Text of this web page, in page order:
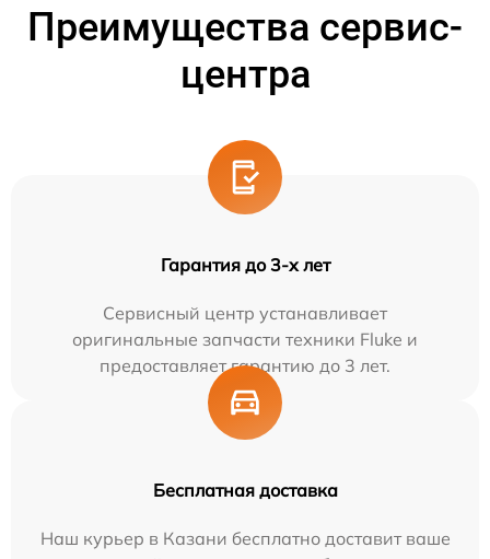
Преимущества сервис-
центра
Гарантия до 3-х лет
Сервисный центр устанавливает
оригинальные запчасти техники Fluke и
предоставляет гарантию до 3 лет.
Бесплатная доставка
Наш курьер в Казани бесплатно доставит ваше